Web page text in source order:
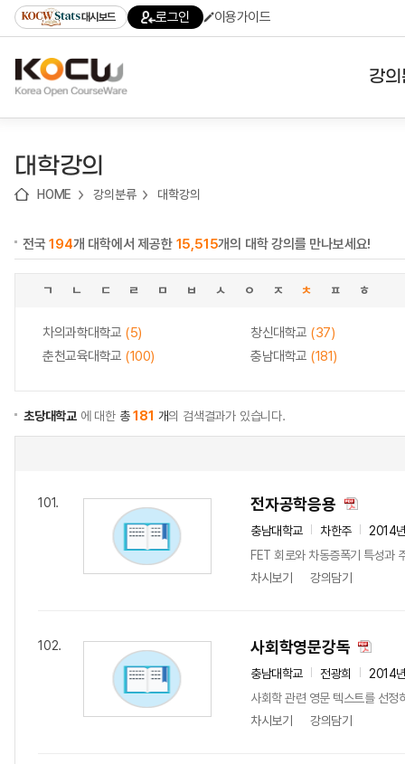
기
기
기
content)
가
대시보드 로그인 이용가이드
강
대학강의
HOME 강의분류 대학강의
전국194개 대학에서 제공한 15,515개의 대학 강의를 만나보세요!
ㄱ ㄴ ㄷ ㄹ ㅁ ㅂ ㅅ ㅇ ㅈ ㅊ ㅍ ㅎ
차의과학대학교 (5) 창신대학교 (37)
춘천교육대학교 (100) 충남대학교 (181)
초당대학교 에 대한 총181 개의 검색결과가 있습니다.
101. 전자공학응용
충남대학교 차한주
2014
FET 회로와 차동증폭기 특성과
차시보기
강의담기
102. 사회학영문강독
충남대학교 전광희
2014
사회학 관련 영문 텍스트를 선정
차시보기
강의담기